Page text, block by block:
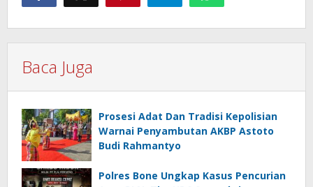
Baca Juga
Prosesi Adat Dan Tradisi Kepolisian
Warnai Penyambutan AKBP Astoto
Budi Rahmantyo
Polres Bone Ungkap Kasus Pencurian